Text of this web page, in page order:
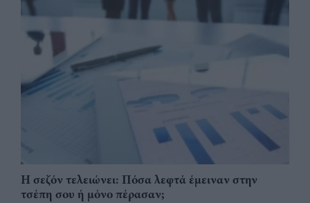
Η σεζόν τελειώνει: Πόσα λεφτά έμειναν στην
τσέπη σου ή μόνο πέρασαν;